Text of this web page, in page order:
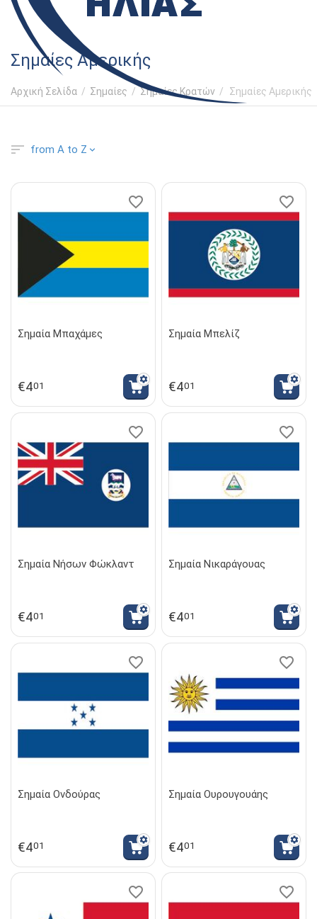
Σημαίες Αμερικής
Αρχική Σελίδα / Σημαίες / Σημαίες Κρατών / Σημαίες Αμερικής
from A to Z
Σημαία Μπαχάμες
€401
Σημαία Μπελίζ
€401
Σημαία Νήσων Φώκλαντ
€401
Σημαία Νικαράγουας
€401
Σημαία Ονδούρας
€401
Σημαία Ουρουγουάης
€401